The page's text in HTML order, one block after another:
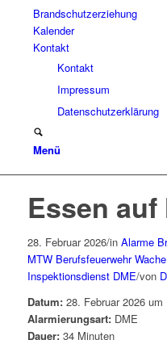
Brandschutzerziehung
Kalender
Kontakt
Kontakt
Impressum
Datenschutzerklärung
Menü
Essen auf
28. Februar 2026/in Alarme
MTW Berufsfeuerwehr
Inspektionsdienst DME/von
Datum:28. Februar 2026 um
Alarmierungsart:DME
Dauer:34 Minuten